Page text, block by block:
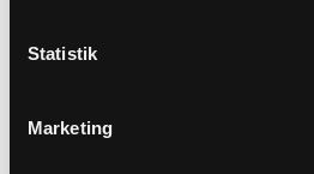
Statistik
Marketing